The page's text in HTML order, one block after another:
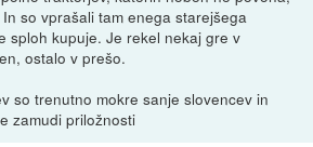
so vprašali tam enega starejšega
sploh kupuje. Je rekel nekaj gre v
ostalo v prešo.
so trenutno mokre sanje slovencev in
zamudi priložnosti